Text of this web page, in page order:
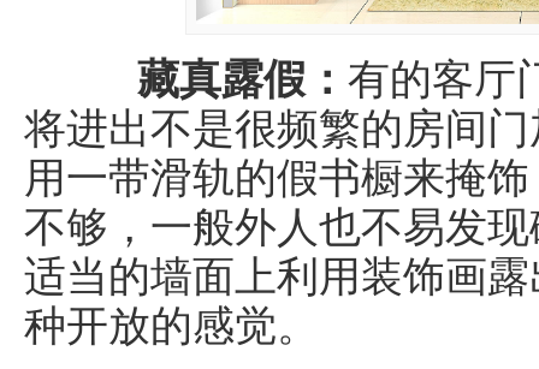
藏真露假： 有的客厅
将进出不是很频繁的房间
用一带滑轨的假书橱来掩
不够，一般外人也不易发
适当的墙面上利用装饰画
种开放的感觉。